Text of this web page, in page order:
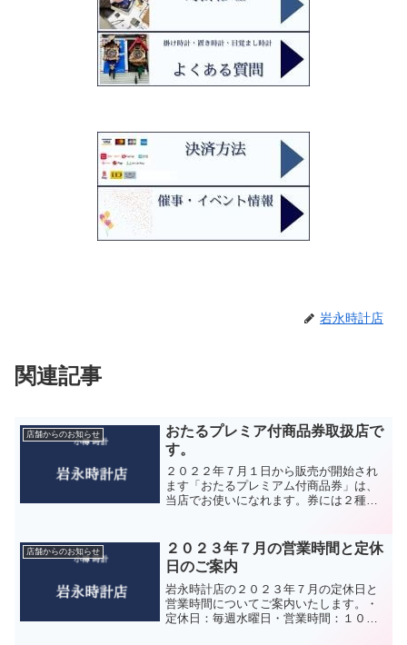
岩永時計店
関連記事
店舗からのお知らせ
おたるプレミア付商品券取扱店で
す。
２０２２年７月１日から販売が開始され
ます「おたるプレミアム付商品券」は、
当店でお使いになれます。券には２種類
通券」 取扱店全店で使用できます。こ
の両方が当店では使えます...
店舗からのお知らせ
２０２３年７月の営業時間と定休
日のご案内
岩永時計店の２０２３年７月の定休日と
営業時間についてご案内いたします。・
定休日：毎週水曜日・営業時間：１０時